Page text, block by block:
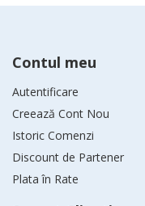
Contul meu
Autentificare
Creează Cont Nou
Istoric Comenzi
Discount de Partener
Plata în Rate